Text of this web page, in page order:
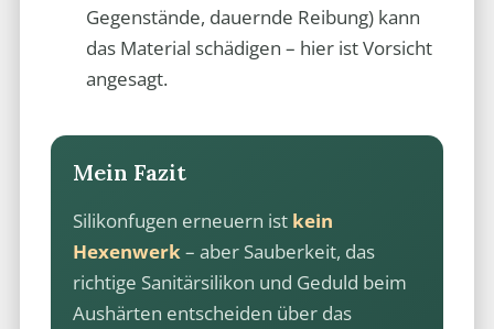
Gegenstände, dauernde Reibung) kann
das Material schädigen – hier ist Vorsicht
angesagt.
Mein Fazit
Silikonfugen erneuern ist kein
Hexenwerk – aber Sauberkeit, das
richtige Sanitärsilikon und Geduld beim
Aushärten entscheiden über das